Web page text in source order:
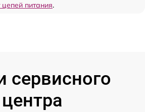
цепей питания.
сервисного
центра